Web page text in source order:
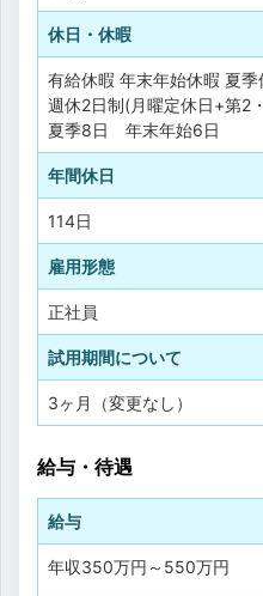
休日・休暇
有給休暇 年末年始休暇 夏季
週休2日制(月曜定休日+第2
夏季8日 年末年始6日
年間休日
114日
雇用形態
正社員
試用期間について
3ヶ月（変更なし）
給与・待遇
給与
年収350万円 ～ 550万円